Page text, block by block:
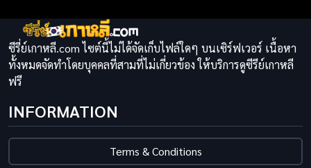
ซีรี่ย์เกาหลี.com ไซต์นี้ไม่ได้จัดเก็บไฟล์ใดๆ บนเซิร์ฟเวอร์ เนื้อหา
ทั้งหมดจัดทำโดยบุคคลที่สามที่ไม่เกี่ยวข้อง ให้บริการดูซีรีย์เกาหลี
ฟรี
INFORMATION
Terms & Conditions